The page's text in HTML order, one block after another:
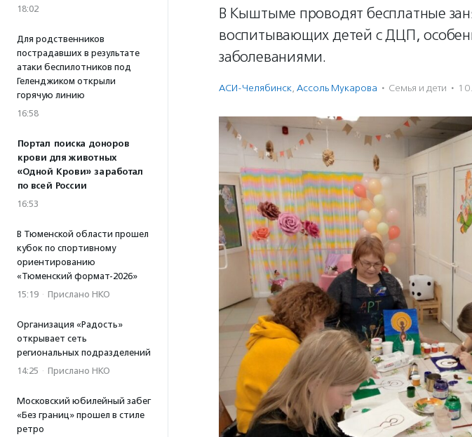
18:02
Для родственников
пострадавших в результате
атаки беспилотников под
Геленджиком открыли
горячую линию
16:58
Портал поиска доноров
крови для животных
«Одной Крови» заработал
по всей России
16:53
В Тюменской области прошел
кубок по спортивному
ориентированию
«Тюменский формат-2026»
15:19 · Прислано НКО
Организация «Радость»
открывает сеть
региональных подразделений
14:25 · Прислано НКО
Московский юбилейный забег
«Без границ» прошел в стиле
ретро
В Кыштыме проводят бесплатные
воспитывающих детей с ДЦП,
заболеваниями.
АСИ-Челябинск, Ассоль Мукарова · Семья и дети ·